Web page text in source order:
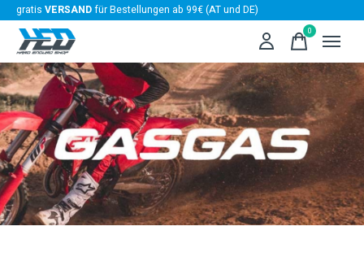
gratis VERSANDfür Bestellungen ab 99€ (AT und DE)
0items